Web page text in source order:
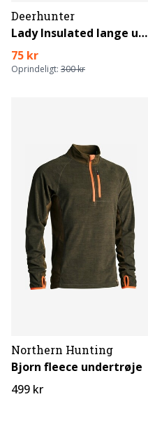
Deerhunter
Lady Insulated lange underbukser
75 kr
Oprindeligt: 300 kr
Northern Hunting
Bjorn fleece undertrøje
499 kr